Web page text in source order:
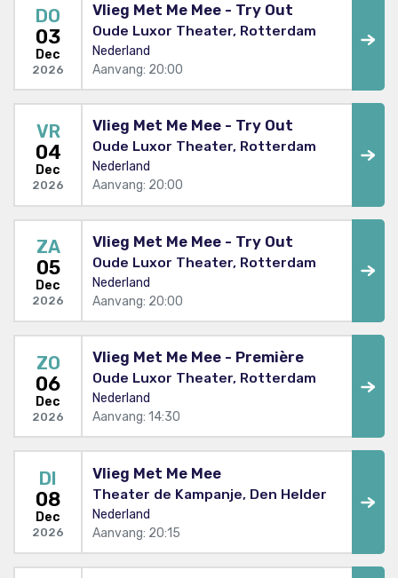
DO
03
Dec
2026
Vlieg Met Me Mee - Try Out
Oude Luxor Theater, Rotterdam
Nederland
Aanvang: 20:00
VR
04
Dec
2026
Vlieg Met Me Mee - Try Out
Oude Luxor Theater, Rotterdam
Nederland
Aanvang: 20:00
ZA
05
Dec
2026
Vlieg Met Me Mee - Try Out
Oude Luxor Theater, Rotterdam
Nederland
Aanvang: 20:00
ZO
06
Dec
2026
Vlieg Met Me Mee - Première
Oude Luxor Theater, Rotterdam
Nederland
Aanvang: 14:30
DI
08
Dec
2026
Vlieg Met Me Mee
Theater de Kampanje, Den Helder
Nederland
Aanvang: 20:15